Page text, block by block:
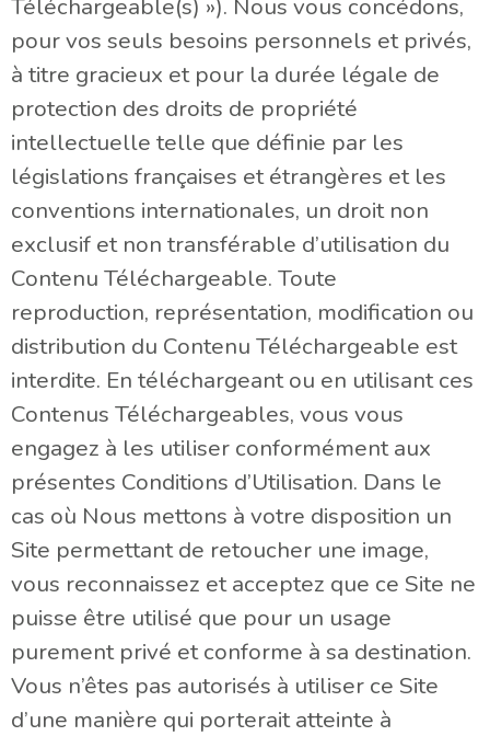
Téléchargeable(s) »). Nous vous concédons,
pour vos seuls besoins personnels et privés,
à titre gracieux et pour la durée légale de
protection des droits de propriété
intellectuelle telle que définie par les
législations françaises et étrangères et les
conventions internationales, un droit non
exclusif et non transférable d’utilisation du
Contenu Téléchargeable. Toute
reproduction, représentation, modification ou
distribution du Contenu Téléchargeable est
interdite. En téléchargeant ou en utilisant ces
Contenus Téléchargeables, vous vous
engagez à les utiliser conformément aux
présentes Conditions d’Utilisation. Dans le
cas où Nous mettons à votre disposition un
Site permettant de retoucher une image,
vous reconnaissez et acceptez que ce Site ne
puisse être utilisé que pour un usage
purement privé et conforme à sa destination.
Vous n’êtes pas autorisés à utiliser ce Site
d’une manière qui porterait atteinte à